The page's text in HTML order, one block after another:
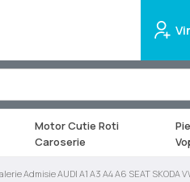
Motor Cutie Roti
Caroserie
Admisie AUDI A1 A3 A4 A6 SEAT SKODA